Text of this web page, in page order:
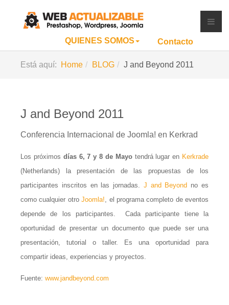
QUIENES SOMOS Contacto
Está aquí: Home BLOG J and Beyond 2011
J and Beyond 2011
Conferencia Internacional de Joomla! en Kerkrad
Los próximos días 6, 7 y 8 de Mayotendrá lugar en Kerkrade
(Netherlands) la presentación de las propuestas de los
participantes inscritos en las jornadas. J and Beyond no es
como cualquier otroJoomla!, el programa completo de eventos
depende de los participantes. Cada participante tiene la
oportunidad de presentar un documento que puede ser una
presentación, tutorial o taller. Es una oportunidad para
compartir ideas, experiencias y proyectos.
Fuente: www.jandbeyond.com